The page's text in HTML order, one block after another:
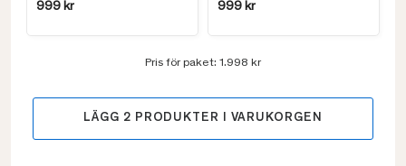
999 kr
999 kr
Pris för paket: 1.998 kr
LÄGG 2 PRODUKTER I VARUKORGEN